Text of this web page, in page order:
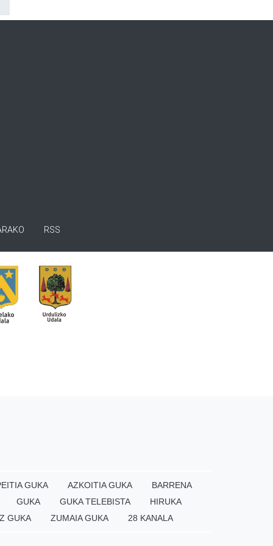
RSS
GUKA AZKOITIA GUKA
BARRENA
GUKA
GUKA TELEBISTA
HIRUKA
GUKA
ZUMAIA GUKA 28 KANALA